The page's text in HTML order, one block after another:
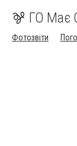
ГО Має
Фотозвіти